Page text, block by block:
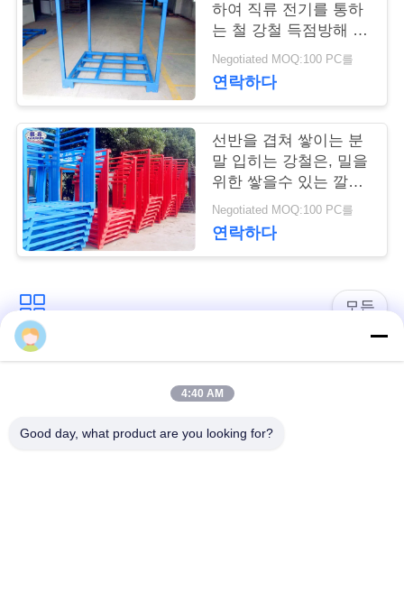
뉴
스
견
적
요
청
사
이
트
도
하여 직류 전기를 통하
는 철 강철 득점방해 공
간을 겹쳐 쌓이는 화물
포크리프트
Negotiated MOQ:100 PC를
연락하다
선반을 겹쳐 쌓이는 분
말 입히는 강철은, 밀을
위한 쌓을수 있는 깔판
선반을 창고에 넣습니
다
Negotiated MOQ:100 PC를
연락하다
모든
방어적인 장벽 군 장벽
방어적인 요새 장벽
는 장벽
4:40 AM
Good day, what product are you looking for?